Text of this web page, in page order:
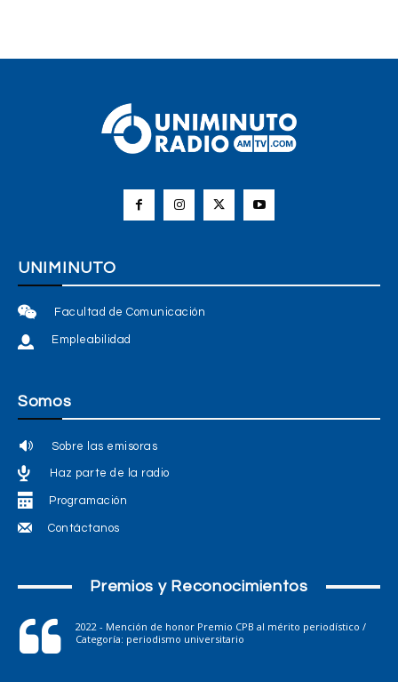
UNIMINUTO
Facultad de Comunicación
Empleabilidad
Somos
Sobre las emisoras
Haz parte de la radio
Programación
Contáctanos
Premios y Reconocimientos
2022 - Mención de honor Premio CPB al mérito periodístico /
Categoría: periodismo universitario